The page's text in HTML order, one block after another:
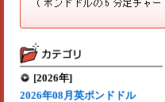
[2026年]
2026年08月英ポンドドル